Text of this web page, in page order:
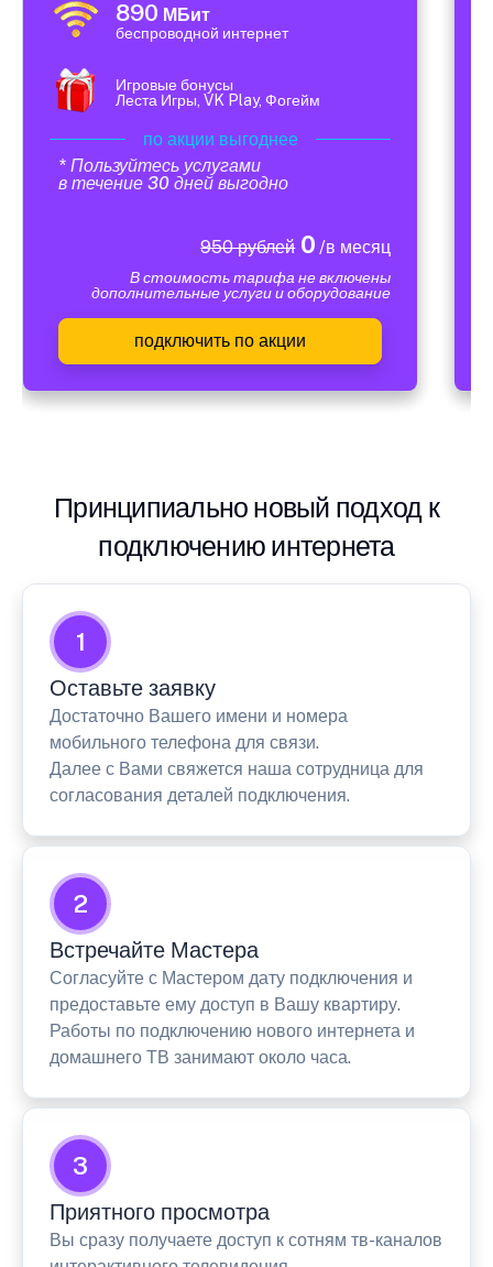
890 МБит
беспроводной интернет
Игровые бонусы
Леста Игры, VK Play, Фогейм
по акции выгоднее
* Пользуйтесь услугами
в течение 30 дней выгодно
950 рублей0 /в месяц
В стоимость тарифа не включены
дополнительные услуги и оборудование
подключить по акции
Принципиально новый подход к
подключению интернета
1
Оставьте заявку
Достаточно Вашего имени и номера
мобильного телефона для связи.
Далее с Вами свяжется наша сотрудница для
согласования деталей подключения.
2
Встречайте Мастера
Согласуйте с Мастером дату подключения и
предоставьте ему доступ в Вашу квартиру.
Работы по подключению нового интернета и
домашнего ТВ занимают около часа.
3
Приятного просмотра
Вы сразу получаете доступ к сотням тв-каналов